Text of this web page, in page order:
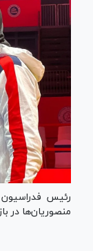
رئیس
منصوریان‌ها در